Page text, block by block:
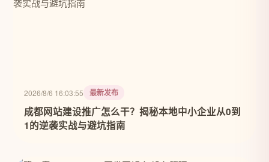
2026/8/6 16:03:55 最新发布
成都网站建设推广怎么干？揭秘本地中小企业从0到
1的逆袭实战与避坑指南